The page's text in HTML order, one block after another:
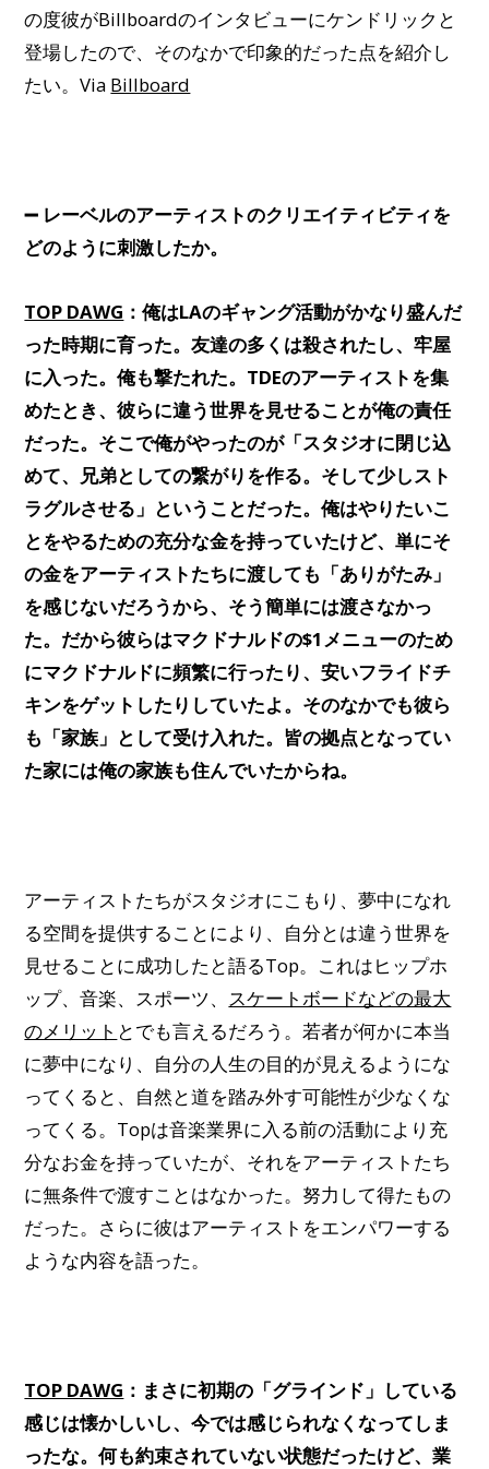
の度彼がBillboardのインタビューにケンドリックと
登場したので、そのなかで印象的だった点を紹介し
たい。Via Billboard
➖ レーベルのアーティストのクリエイティビティを
どのように刺激したか。
TOP DAWG ：俺はLAのギャング活動がかなり盛んだ
った時期に育った。友達の多くは殺されたし、牢屋
に入った。俺も撃たれた。TDEのアーティストを集
めたとき、彼らに違う世界を見せることが俺の責任
だった。そこで俺がやったのが「スタジオに閉じ込
めて、兄弟としての繋がりを作る。そして少しスト
ラグルさせる」ということだった。俺はやりたいこ
とをやるための充分な金を持っていたけど、単にそ
の金をアーティストたちに渡しても「ありがたみ」
を感じないだろうから、そう簡単には渡さなかっ
た。だから彼らはマクドナルドの$1メニューのため
にマクドナルドに頻繁に行ったり、安いフライドチ
キンをゲットしたりしていたよ。そのなかでも彼ら
も「家族」として受け入れた。皆の拠点となってい
た家には俺の家族も住んでいたからね。
アーティストたちがスタジオにこもり、夢中になれ
る空間を提供することにより、自分とは違う世界を
見せることに成功したと語るTop。これはヒップホ
ップ、音楽、スポーツ、 スケートボードなどの最大
のメリット とでも言えるだろう。若者が何かに本当
に夢中になり、自分の人生の目的が見えるようにな
ってくると、自然と道を踏み外す可能性が少なくな
ってくる。Topは音楽業界に入る前の活動により充
分なお金を持っていたが、それをアーティストたち
に無条件で渡すことはなかった。努力して得たもの
だった。さらに彼はアーティストをエンパワーする
ような内容を語った。
TOP DAWG ：まさに初期の「グラインド」している
感じは懐かしいし、今では感じられなくなってしま
ったな。何も約束されていない状態だったけど、業